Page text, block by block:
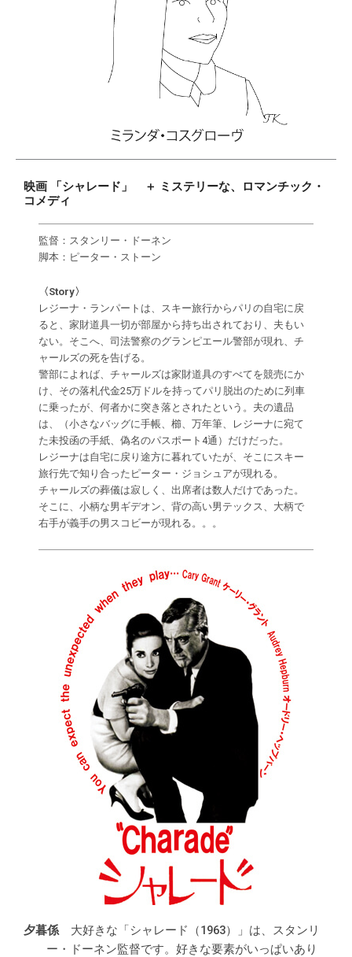
映画 「シャレード」 ＋ ミステリーな、ロマンチック・
コメディ
監督：スタンリー・ドーネン
脚本：ピーター・ストーン
〈Story〉
レジーナ・ランパートは、スキー旅行からパリの自宅に戻
ると、家財道具一切が部屋から持ち出されており、夫もい
ない。そこへ、司法警察のグランピエール警部が現れ、チ
ャールズの死を告げる。
警部によれば、チャールズは家財道具のすべてを競売にか
け、その落札代金25万ドルを持ってパリ脱出のために列車
に乗ったが、何者かに突き落とされたという。夫の遺品
は、（小さなバッグに手帳、櫛、万年筆、レジーナに宛て
た未投函の手紙、偽名のパスポート4通）だけだった。
レジーナは自宅に戻り途方に暮れていたが、そこにスキー
旅行先で知り合ったピーター・ジョシュアが現れる。
チャールズの葬儀は寂しく、出席者は数人だけであった。
そこに、小柄な男ギデオン、背の高い男テックス、大柄で
右手が義手の男スコビーが現れる。。。
大好きな「シャレード（1963）」は、スタンリ
ー・ドーネン監督です。好きな要素がいっぱいあり